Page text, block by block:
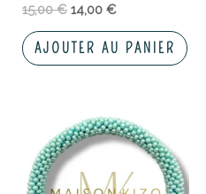
15,00€ 14,00€
AJOUTER AU PANIER